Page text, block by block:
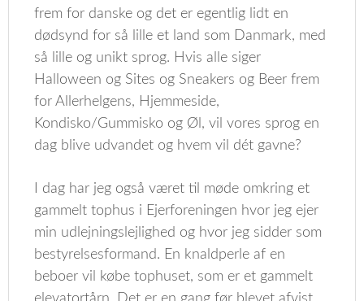
frem for danske og det er egentlig lidt en
dødsynd for så lille et land som Danmark, med
så lille og unikt sprog. Hvis alle siger
Halloween og Sites og Sneakers og Beer frem
for Allerhelgens, Hjemmeside,
Kondisko/Gummisko og Øl, vil vores sprog en
dag blive udvandet og hvem vil dét gavne?
I dag har jeg også været til møde omkring et
gammelt tophus i Ejerforeningen hvor jeg ejer
min udlejningslejlighed og hvor jeg sidder som
bestyrelsesformand. En knaldperle af en
beboer vil købe tophuset, som er et gammelt